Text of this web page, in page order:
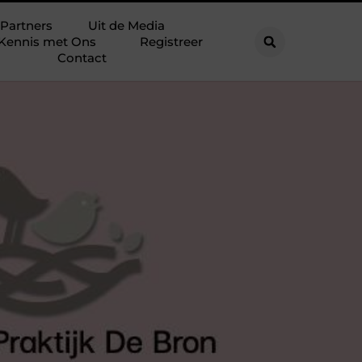
Partners
Uit de Media
met Ons
Registreer
Contact